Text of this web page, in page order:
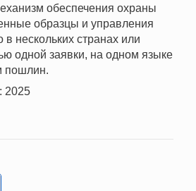
обеспечения охраны
образцы и управления
нескольких странах или
одной заявки, на одном языке
пошлин.
2025